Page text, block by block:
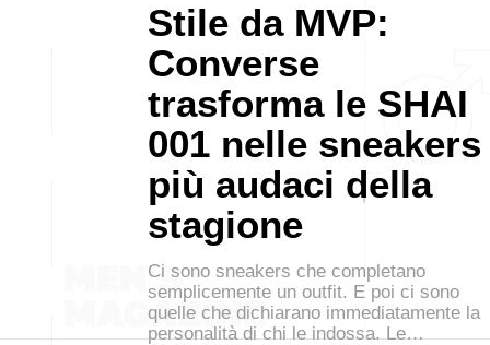
Stile da MVP:
Converse
trasforma le SHAI
001 nelle sneakers
più audaci della
stagione
Ci sono sneakers che completano
semplicemente un outfit. E poi ci sono
quelle che dichiarano immediatamente la
personalità di chi le indossa. Le…